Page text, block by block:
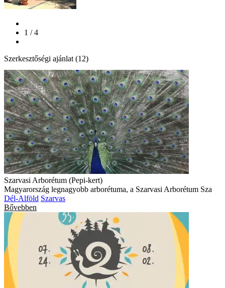
1 / 4
Szerkesztőségi ajánlat (12)
Szarvasi Arborétum (Pepi-kert)
Magyarország legnagyobb arborétuma, a Szarvasi Arborétum Sza
Dél-Alföld Szarvas
Bővebben